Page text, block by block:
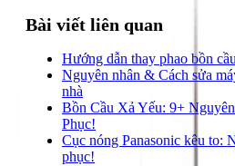
Bài viết liên quan
Hướng dẫn thay phao bồn
Nguyên nhân & Cách sửa
nhà
Bồn Cầu Xả Yếu: 9+
Phục!
Cục nóng Panasonic kêu to:
phục!